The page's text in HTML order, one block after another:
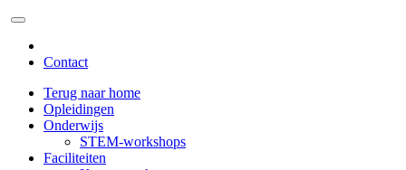
Contact
Terug naar home
Opleidingen
Onderwijs
STEM-workshops
Faciliteiten